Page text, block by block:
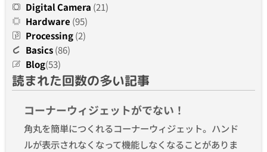
Digital Camera (21)
Hardware (95)
Processing(2)
Basics(86)
Blog(53)
読まれた回数の多い記事
コーナーウィジェットがでない！
角丸を簡単につくれるコーナーウィジェット。ハンド
ルが表示されなくなって機能しなくなることがありま